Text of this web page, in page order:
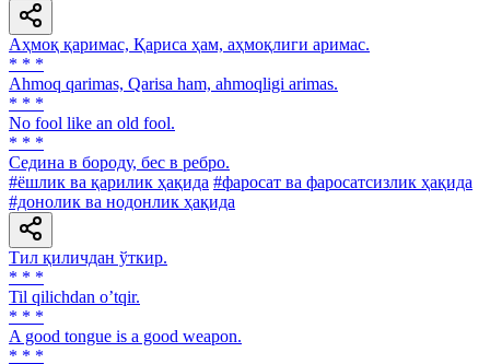
Аҳмоқ қаримас, Қариса ҳам, аҳмоқлиги аримас.
* * *
Аhmoq qarimas, Qarisa ham, ahmoqligi arimas.
* * *
No fool like an old fool.
* * *
Седина в бороду, бес в ребро.
#ёшлик ва қарилик ҳақида #фаросат ва фаросатсизлик ҳақида
#донолик ва нодонлик ҳақида
Тил қиличдан ўткир.
* * *
Til qilichdan oʼtqir.
* * *
A good tongue is a good weapon.
* * *